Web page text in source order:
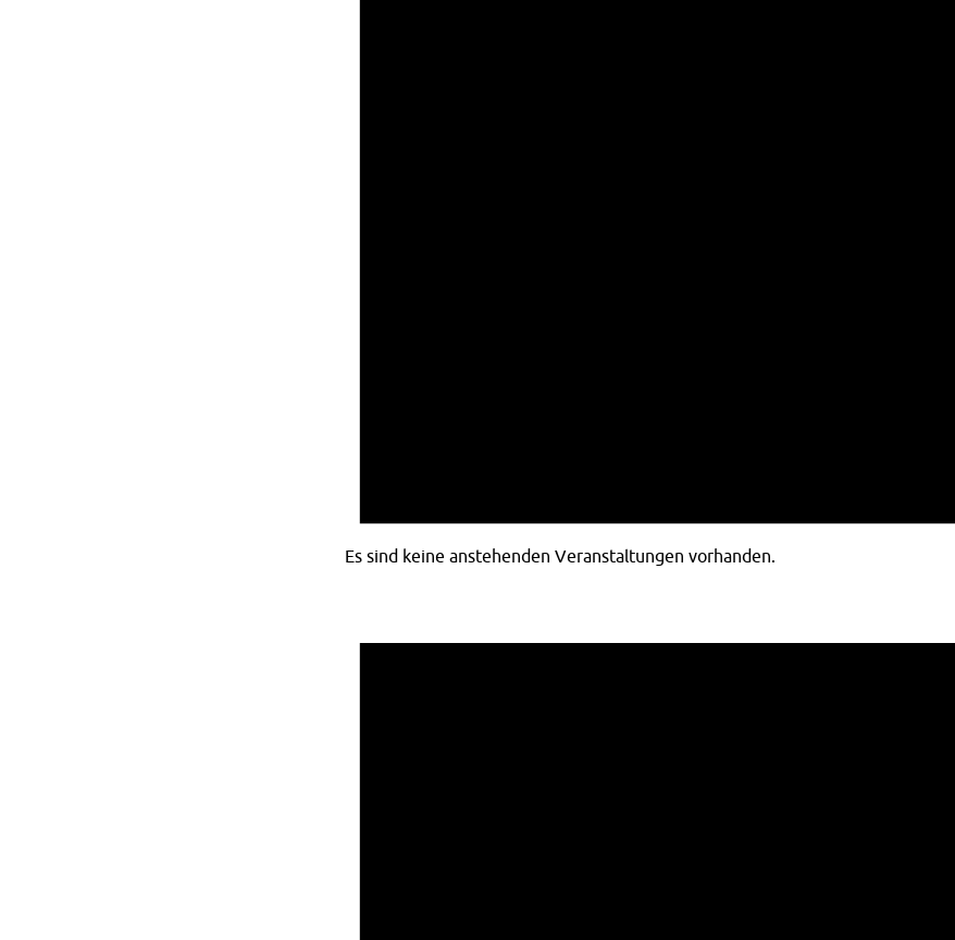
Es sind keine anstehenden Veranstaltungen vorhanden.